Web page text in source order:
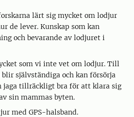
lärt sig mycket om lodjur
de lever. Kunskap som kan
och bevarande av lodjuret i
som vi inte vet om lodjur. Till
självständiga och kan försörja
jaga tillräckligt bra för att klara sig
sin mammas byten.
med GPS-halsband.